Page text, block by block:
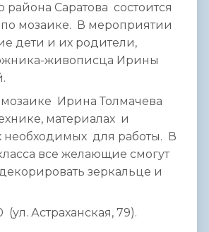
района Саратова состоится
по мозаике. В мероприятии
дети и их родители,
живописца Ирины
Ирина Толмачева
материалах и
необходимых для работы. В
все желающие смогут
зеркальце и
(ул. Астраханская, 79).